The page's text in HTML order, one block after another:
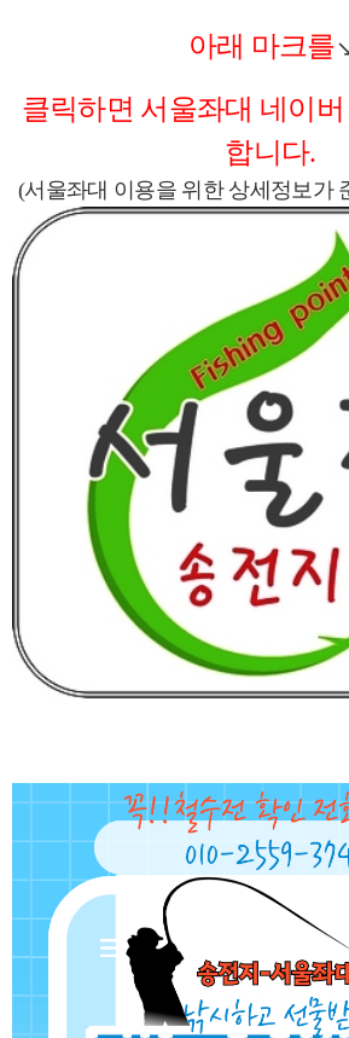
아래 마크를
클릭하면 서울좌대 네이
합니다.
(서울좌대 이용을 위한 상세정보가